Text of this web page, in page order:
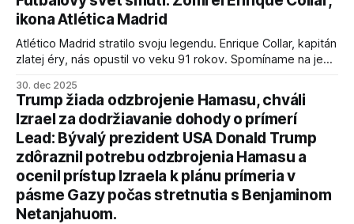
ikona Atlética Madrid
Atlético Madrid stratilo svoju legendu. Enrique Collar, kapitán
zlatej éry, nás opustil vo veku 91 rokov. Spomíname na jeho
30. dec 2025
Trump žiada odzbrojenie Hamasu, chváli
Izrael za dodržiavanie dohody o prímerí
Lead: Bývalý prezident USA Donald Trump
zdôraznil potrebu odzbrojenia Hamasu a
ocenil prístup Izraela k plánu prímeria v
pásme Gazy počas stretnutia s Benjaminom
Netanjahuom.